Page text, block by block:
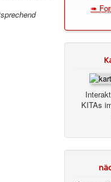
➠
KITAs